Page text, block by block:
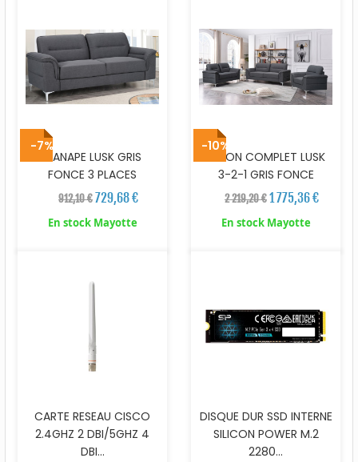
CANAPE LUSK GRIS
FONCE 3 PLACES
912,10 €729,68 €
En stock Mayotte
SALON COMPLET LUSK
3-2-1 GRIS FONCE
2 219,20 €1 775,36 €
En stock Mayotte
-7%
CARTE RESEAU CISCO
2.4GHZ 2 DBI/5GHZ 4
DBI...
-10%
DISQUE DUR SSD INTERNE
SILICON POWER M.2
2280...